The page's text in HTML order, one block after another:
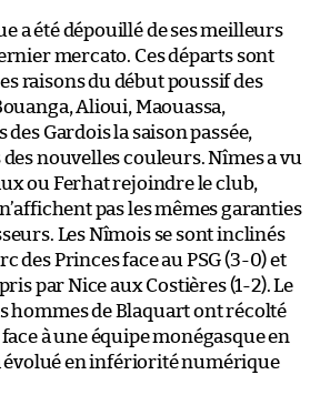
a été dépouillé de ses meilleurs
mercato. Ces départs sont
raisons du début poussif des
Alioui, Maouassa,
Gardois la saison passée,
nouvelles couleurs. Nîmes a vu
ou Ferhat rejoindre le club,
pas les mêmes garanties
Les Nîmois se sont inclinés
des Princes face au PSG (3-0) et
par Nice aux Costières (1-2). Le
hommes de Blaquart ont récolté
à une équipe monégasque en
évolué en infériorité numérique